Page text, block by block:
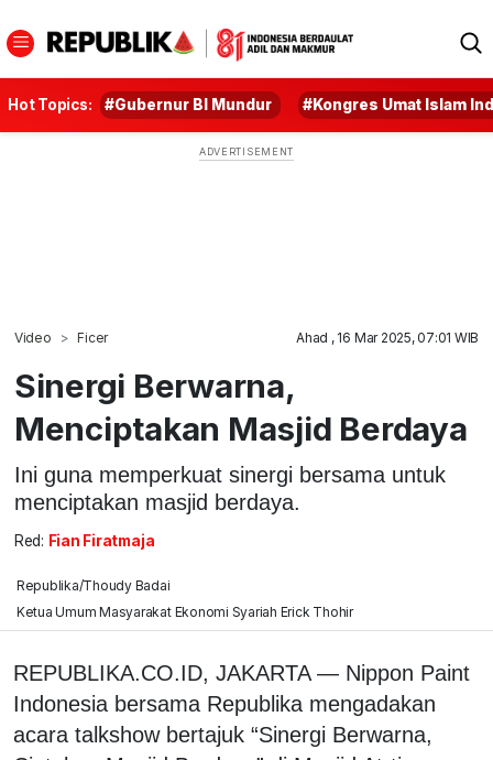
Hot Topics: #Gubernur BI Mundur #Kongres Umat Islam
Video Ficer Ahad , 16 Mar 2025, 07:01 WIB
Sinergi Berwarna,
Menciptakan Masjid Berdaya
Ini guna memperkuat sinergi bersama untuk
menciptakan masjid berdaya.
Red: Fian Firatmaja
Republika/Thoudy Badai
Ketua Umum Masyarakat Ekonomi Syariah Erick Thohir
REPUBLIKA.CO.ID, JAKARTA — Nippon Paint
Indonesia bersama Republika mengadakan
acara talkshow bertajuk “Sinergi Berwarna,